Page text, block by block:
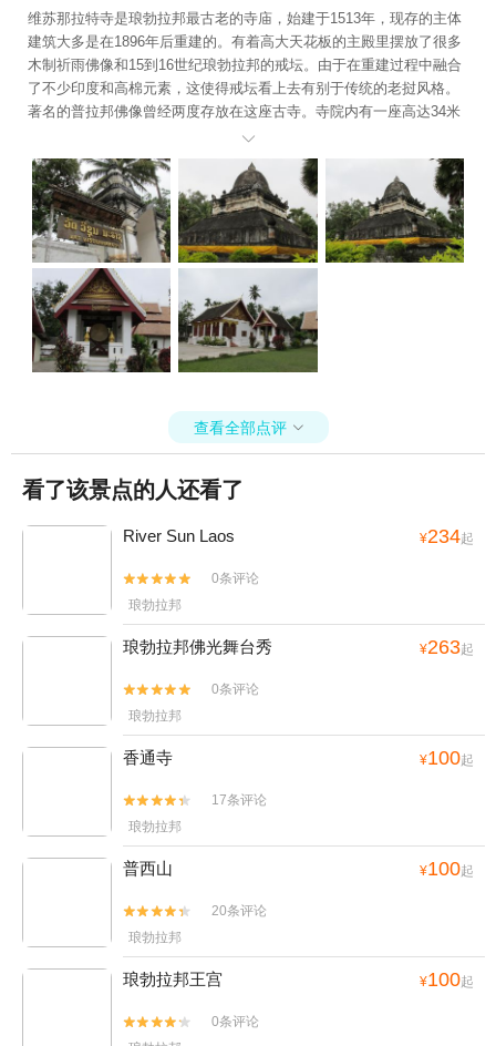
维苏那拉特寺是琅勃拉邦最古老的寺庙，始建于1513年，现存的主体
建筑大多是在1896年后重建的。有着高大天花板的主殿里摆放了很多
木制祈雨佛像和15到16世纪琅勃拉邦的戒坛。由于在重建过程中融合
了不少印度和高棉元素，这使得戒坛看上去有别于传统的老挝风格。
著名的普拉邦佛像曾经两度存放在这座古寺。寺院内有一座高达34米
的大莲花佛塔，因其外型似西瓜又被称为西瓜塔。这座佛塔于1903年
由当时的王后下令兴建。佛塔内原来藏有水晶佛和金佛像，现已转存
于王宫博物馆。

查看全部点评 
看了该景点的人还看了
River Sun Laos ¥234起


0条评论
琅勃拉邦
琅勃拉邦佛光舞台秀 ¥263起


0条评论
琅勃拉邦
香通寺 ¥100起


17条评论
琅勃拉邦
普西山 ¥100起


20条评论
琅勃拉邦
琅勃拉邦王宫 ¥100起


0条评论